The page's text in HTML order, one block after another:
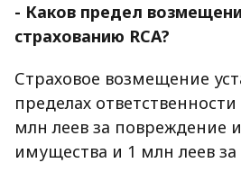
- Каков предел
страхованию RCA?
Страховое возмещение
пределах
млн леев за повреждение
имущества и 1 млн леев за